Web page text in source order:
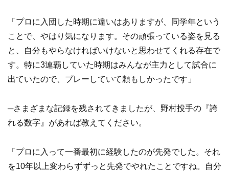
「プロに入団した時期に違いはありますが、同学年という
ことで、やはり気になります。その頑張っている姿を見る
と、自分もやらなければいけないと思わせてくれる存在で
す。特に3連覇していた時期はみんなが主力として試合に
出ていたので、プレーしていて頼もしかったです」
─さまざまな記録を残されてきましたが、野村投手の『誇
れる数字』があれば教えてください。
「プロに入って一番最初に経験したのが先発でした。それ
を10年以上変わらずずっと先発でやれたことですね。自分